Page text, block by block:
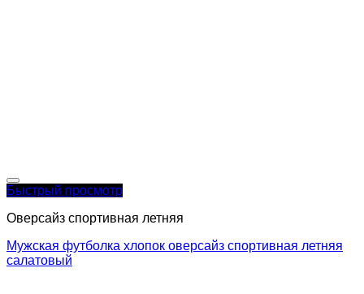
Быстрый просмотр
Оверсайз спортивная летняя
Мужская футболка хлопок оверсайз спортивная летняя
салатовый